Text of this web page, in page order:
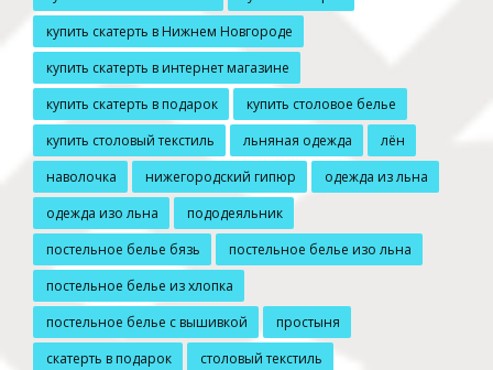
купить скатерть в Нижнем Новгороде
купить скатерть в интернет магазине
купить скатерть в подарок
купить столовое белье
купить столовый текстиль
льняная одежда
лён
наволочка
нижегородский гипюр
одежда из льна
одежда изо льна
пододеяльник
постельное белье бязь
постельное белье изо льна
постельное белье из хлопка
постельное белье с вышивкой
простыня
скатерть в подарок
столовый текстиль